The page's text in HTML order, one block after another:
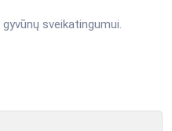
sveikatingumui.